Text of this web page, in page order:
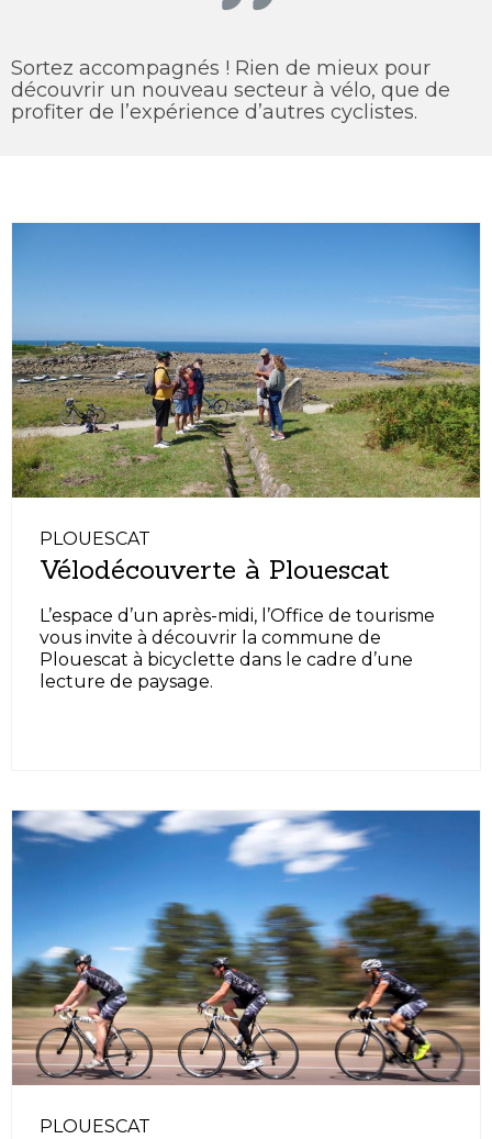
Sortez accompagnés ! Rien de mieux pour
découvrir un nouveau secteur à vélo, que de
profiter de l’expérience d’autres cyclistes.
PLOUESCAT
Vélodécouverte à Plouescat
L’espace d’un après-midi, l’Office de tourisme
vous invite à découvrir la commune de
Plouescat à bicyclette dans le cadre d’une
lecture de paysage.
PLOUESCAT